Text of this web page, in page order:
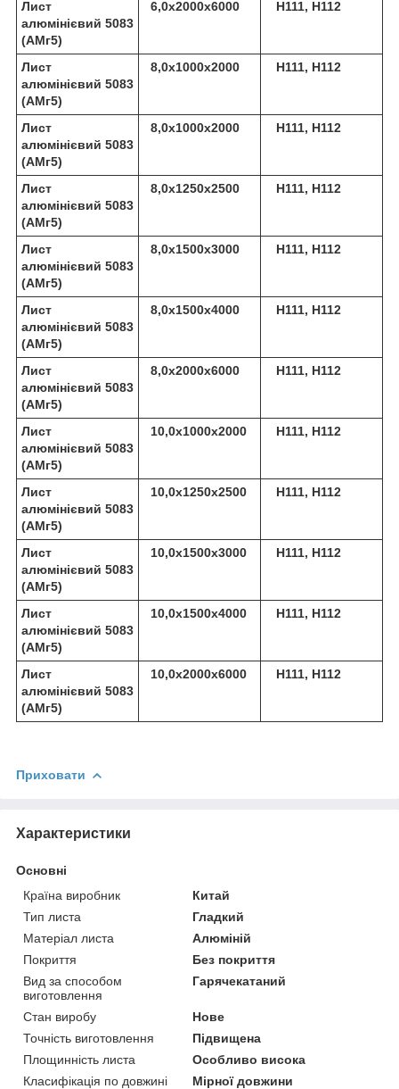
Лист
алюмінієвий 5083
(АМг5)
6,0х2000х6000 Н111, Н112
Лист
алюмінієвий 5083
(АМг5)
8,0х1000х2000 Н111, Н112
Лист
алюмінієвий 5083
(АМг5)
8,0х1000х2000 Н111, Н112
Лист
алюмінієвий 5083
(АМг5)
8,0х1250х2500 Н111, Н112
Лист
алюмінієвий 5083
(АМг5)
8,0х1500х3000 Н111, Н112
Лист
алюмінієвий 5083
(АМг5)
8,0х1500х4000 Н111, Н112
Лист
алюмінієвий 5083
(АМг5)
8,0х2000х6000 Н111, Н112
Лист
алюмінієвий 5083
(АМг5)
10,0х1000х2000 Н111, Н112
Лист
алюмінієвий 5083
(АМг5)
10,0х1250х2500 Н111, Н112
Лист
алюмінієвий 5083
(АМг5)
10,0х1500х3000 Н111, Н112
Лист
алюмінієвий 5083
(АМг5)
10,0х1500х4000 Н111, Н112
Лист
алюмінієвий 5083
(АМг5)
10,0х2000х6000 Н111, Н112
Приховати
Характеристики
Основні
Країна виробник
Китай
Тип листа
Гладкий
Матеріал листа
Алюміній
Покриття
Без покриття
Вид за способом
виготовлення
Гарячекатаний
Стан виробу
Нове
Точність виготовлення
Підвищена
Площинність листа
Особливо висока
Класифікація по довжині
Мірної довжини